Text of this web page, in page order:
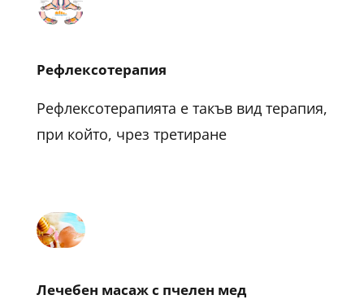
Рефлексотерапия
Рефлексотерапията е такъв вид терапия,
при който, чрез третиране
Лечебен масаж с пчелен мед